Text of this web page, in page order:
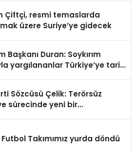
Çiftçi, resmi temaslarda
üzere Suriye’ye gidecek
Başkanı Duran: Soykırım
yargılananlar Türkiye’ye tarih
Sözcüsü Çelik: Terörsüz
sürecinde yeni bir
Takımımız yurda döndü